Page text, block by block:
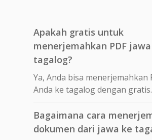
Apakah gratis untuk
menerjemahkan PDF
tagalog?
Ya, Anda bisa menerjemahkan
Anda ke tagalog dengan gratis.
Bagaimana cara
dokumen dari jawa ke